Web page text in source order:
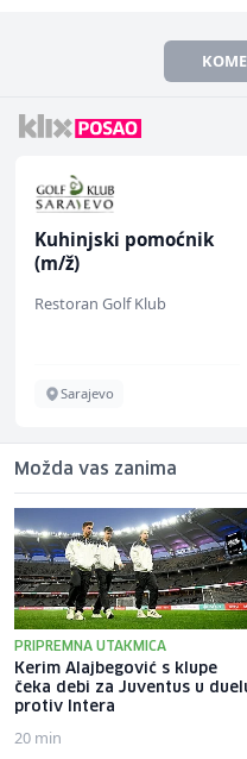
Kuhinjski pomoćnik
(m/ž)
Restoran Golf Klub
Sarajevo
Možda vas zanima
PRIPREMNA UTAKMICA
Kerim Alajbegović s klupe
čeka debi za Juventus u
protiv Intera
20 min